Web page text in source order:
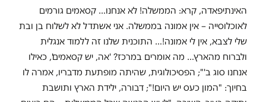
האינתיפאדה, קרא: הממשלה! לא אנחנו… קסאמים גורמים
לאוכלוסייה – אין אמונה בממשלה. אני אשתדל לא לשלוח בן ובת
שלי לצבא, אין לי אמונה!… התוכנית שלנו זה ללמוד אנגלית
ולברוח מהארץ… מה אומרים במרכז? 'אה, יש קסאמים', כאילו
אנחנו סוג ב'"; הפסיכולוגית, שהיתה מופתעת מדבריו, אמרה לו
בחיוך: "המון כעס יש היום!"; דבורה, ילידת הארץ ותושבת